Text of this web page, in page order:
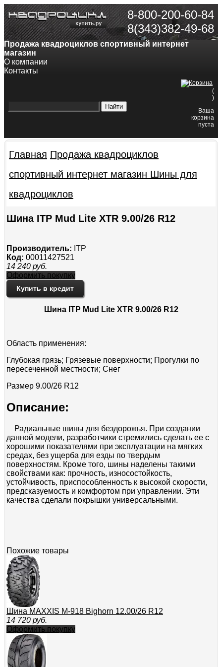
8-800-200-60-84
8(343)382-49-68
Продажа квадроциклов спортивный интернет
магазин
О компании
Контакты
(
)
Ваша
корзина
пуста
Главная Продажа квадроциклов
спортивный интернет магазин Шины для
квадроциклов
Шина ITP Mud Lite XTR 9.00/26 R12
Производитель: ITP
Код: 00011427521
14 240 руб.
Оформить покупку
Купить в кредит
Шина ITP Mud Lite XTR 9.00/26 R12
Область применения:
Глубокая грязь; Грязевые поверхности; Прогулки по
пересеченной местности; Снег
Размер 9.00/26 R12
Описание:
Радиальные шины для бездорожья. При создании
данной модели, разработчики стремились сделать ее с
хорошими показателями при эксплуатации на мягких
средах, без ущерба для езды по твердым
поверхностям. Кроме того, шины наделены такими
свойствами как: прочность, износостойкость,
устойчивость, приспособленность к высокой скорости,
предсказуемость и комфортом при управлении. Эти
качества сделали покрышки универсальными.
Похожие товары
Шина MAXXIS M-918 Bighorn 12.00/26 R12
14 720 руб.
Оформить покупку